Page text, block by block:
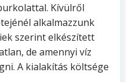
Kívülről
alkalmazzunk
szerint elkészített
de amennyi víz
A kialakítás költsége